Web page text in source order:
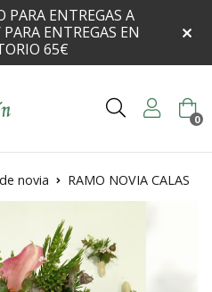
ENTREGAS A
ENTREGAS EN
65€
Buscar 0
novia RAMO NOVIA CALAS